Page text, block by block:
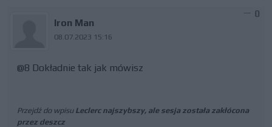
Iron Man
08.07.2023 15:16
0
@8 Dokładnie tak jak mówisz
Przejdź do wpisu Leclerc najszybszy, ale sesja została zakłócona
przez deszcz